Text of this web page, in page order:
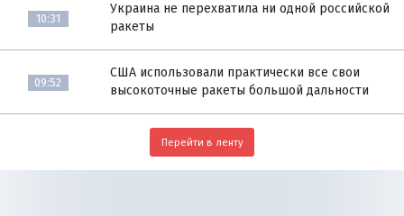
10:31
Украина не перехватила ни одной российской
ракеты
09:52
США использовали практически все свои
высокоточные ракеты большой дальности
Перейти в ленту